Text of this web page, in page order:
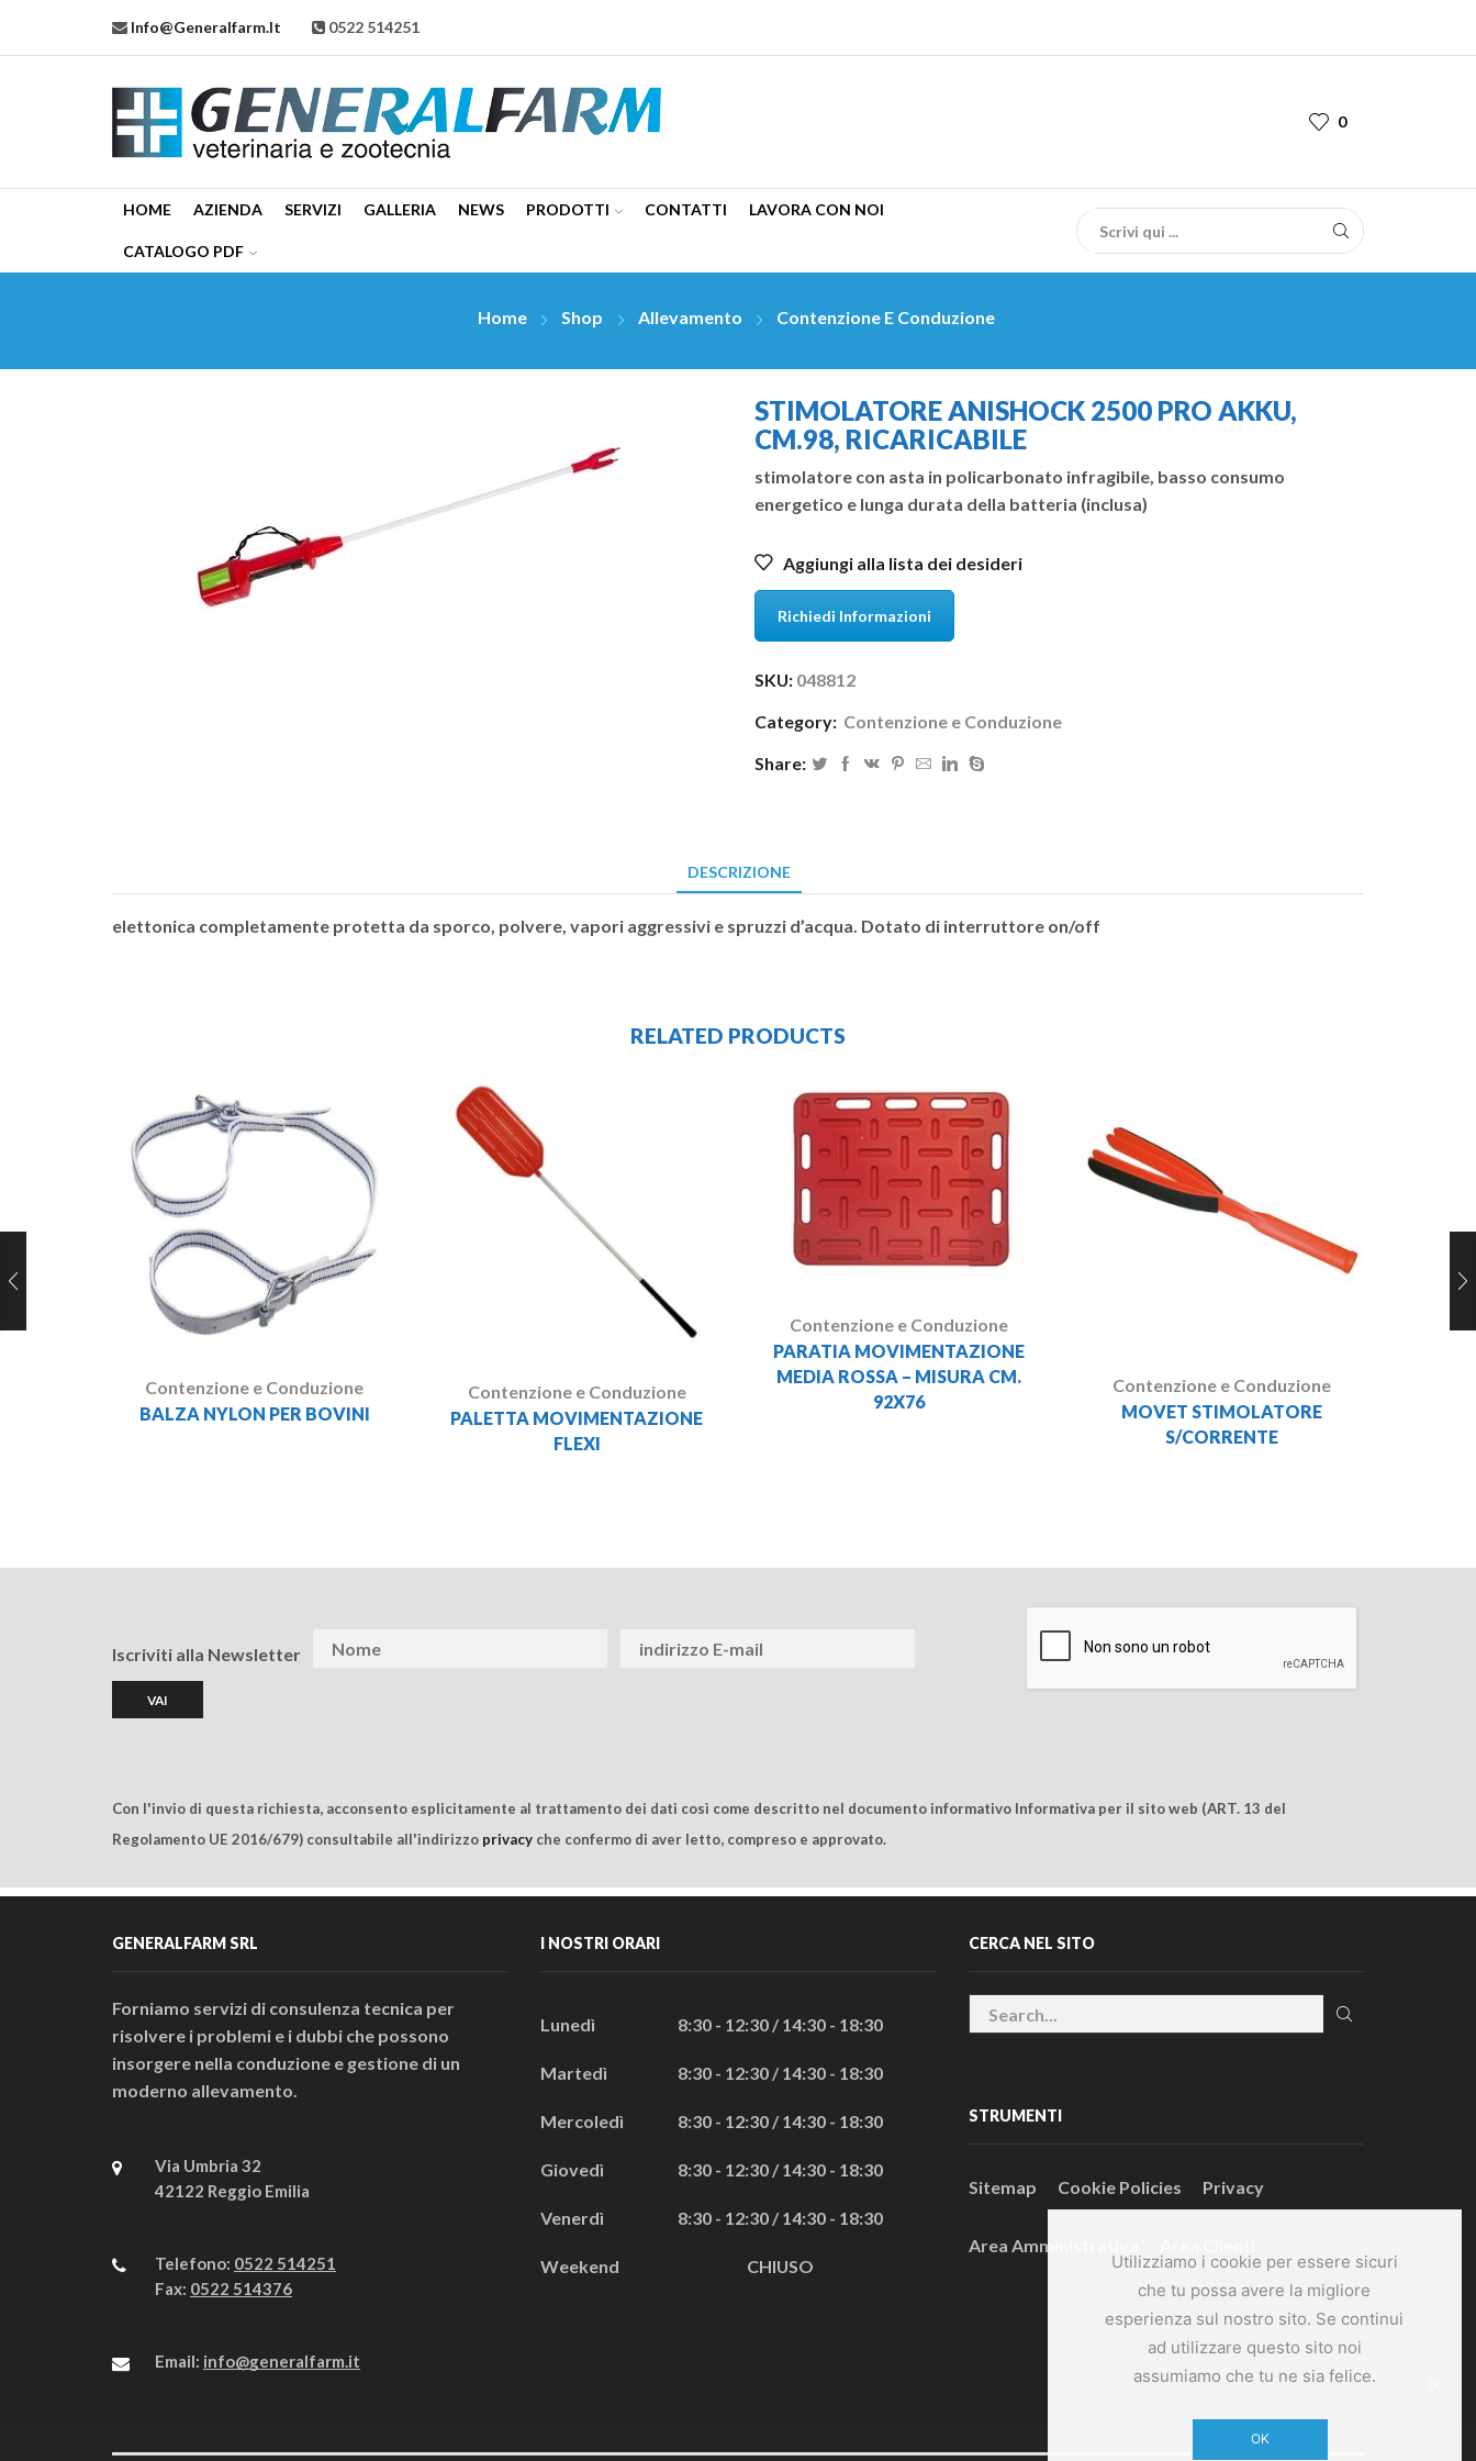
Utilizziamo i cookie per essere sicuri
che tu possa avere la migliore
esperienza sul nostro sito. Se continui
ad utilizzare questo sito noi
assumiamo che tu ne sia felice.
OK
Info@generalfarm.it 0522 514251
0
HOME AZIENDA SERVIZI GALLERIA NEWS PRODOTTI CONTATTI LAVORA CON NOI
CATALOGO PDF
Home Shop Allevamento Contenzione E Conduzione
STIMOLATORE ANISHOCK 2500 PRO AKKU,
CM.98, RICARICABILE
stimolatore con asta in policarbonato infragibile, basso consumo
energetico e lunga durata della batteria (inclusa)
Aggiungi alla lista dei desideri
Richiedi Informazioni
SKU: 048812
Category: Contenzione e Conduzione
Share:
DESCRIZIONE
elettonica completamente protetta da sporco, polvere, vapori aggressivi e spruzzi d’acqua. Dotato di interruttore on/off
RELATED PRODUCTS
Contenzione e Conduzione
BALZA NYLON PER BOVINI
Contenzione e Conduzione
PALETTA MOVIMENTAZIONE
FLEXI
Contenzione e Conduzione
PARATIA MOVIMENTAZIONE
MEDIA ROSSA – MISURA CM.
92X76
Contenzione e Conduzione
MOVET STIMOLATORE
S/CORRENTE
Iscriviti alla Newsletter
Con l'invio di questa richiesta, acconsento esplicitamente al trattamento dei dati così come descritto nel documento informativo Informativa per il sito web (ART. 13 del
Regolamento UE 2016/679) consultabile all'indirizzo privacy che confermo di aver letto, compreso e approvato.
GENERALFARM SRL
Forniamo servizi di consulenza tecnica per
risolvere i problemi e i dubbi che possono
insorgere nella conduzione e gestione di un
moderno allevamento.
Via Umbria 32
42122 Reggio Emilia
Telefono: 0522 514251
Fax: 0522 514376
Email: info@generalfarm.it
I NOSTRI ORARI
Lunedì 8:30 - 12:30 / 14:30 - 18:30
Martedì 8:30 - 12:30 / 14:30 - 18:30
Mercoledì 8:30 - 12:30 / 14:30 - 18:30
Giovedì 8:30 - 12:30 / 14:30 - 18:30
Venerdì 8:30 - 12:30 / 14:30 - 18:30
Weekend CHIUSO
CERCA NEL SITO
STRUMENTI
Sitemap Cookie Policies Privacy
Area Amministrativa